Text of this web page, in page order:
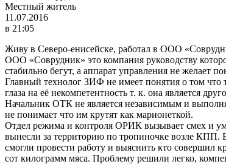
Местный житель
11.07.2016
в 21:05
Живу в Северо-енисейске, работал в ООО
ООО «Соврудник» это компания руководству
стабильно бегут, а аппарат управления не желает
Главный технолог ЗИФ не имеет понятия о том что
глаза на её некомпетентность т. к. она является
Начальник ОТК не является независимым и
не понимает что им крутят как марионеткой.
Отдел режима и контроля ОРИК вызывает смех и
вынесли за территорию по тропиночке возле КПП.
смогли провести работу и выяснить кто совершил
сот килограмм мяса. Проблему решили легко,